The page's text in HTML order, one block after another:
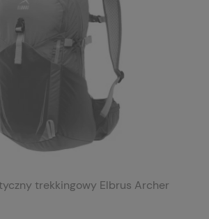
trekkingowy Elbrus Archer